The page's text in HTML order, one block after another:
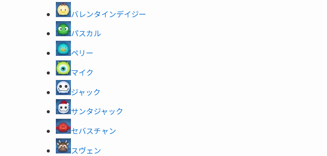
バレンタインデイジー
パスカル
ペリー
マイク
ジャック
サンタジャック
セバスチャン
スヴェン